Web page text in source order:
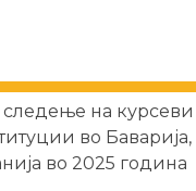
на
во Баварија,
во 2025 година